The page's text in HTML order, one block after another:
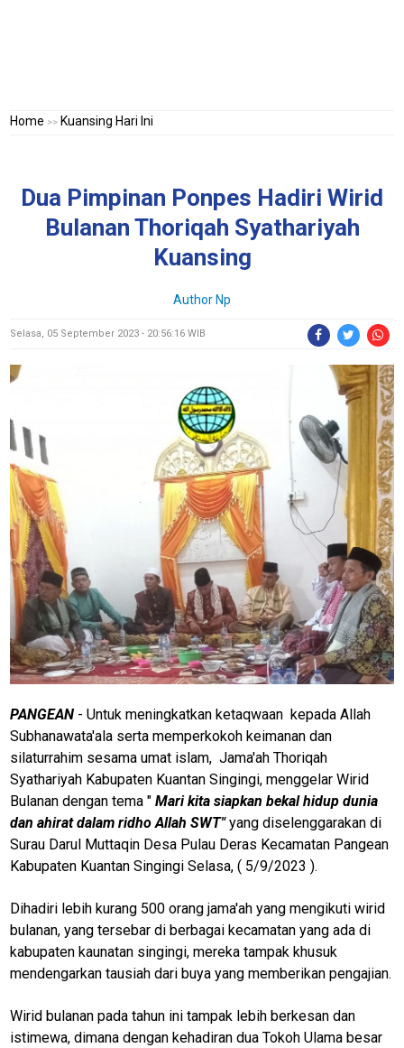
Home >> Kuansing Hari Ini
Dua Pimpinan Ponpes Hadiri Wirid
Bulanan Thoriqah Syathariyah
Kuansing
Author Np
Selasa, 05 September 2023 - 20:56:16 WIB
PANGEAN - Untuk meningkatkan ketaqwaan kepada Allah
Subhanawata'ala serta memperkokoh keimanan dan
silaturrahim sesama umat islam, Jama'ah Thoriqah
Syathariyah Kabupaten Kuantan Singingi, menggelar Wirid
Bulanan dengan tema "Mari kita siapkan bekal hidup dunia
dan ahirat dalam ridho Allah SWT"yang diselenggarakan di
Surau Darul Muttaqin Desa Pulau Deras Kecamatan Pangean
Kabupaten Kuantan Singingi Selasa, ( 5/9/2023 ).
Dihadiri lebih kurang 500 orang jama'ah yang mengikuti wirid
bulanan, yang tersebar di berbagai kecamatan yang ada di
kabupaten kaunatan singingi, mereka tampak khusuk
mendengarkan tausiah dari buya yang memberikan pengajian.
Wirid bulanan pada tahun ini tampak lebih berkesan dan
istimewa, dimana dengan kehadiran dua Tokoh Ulama besar